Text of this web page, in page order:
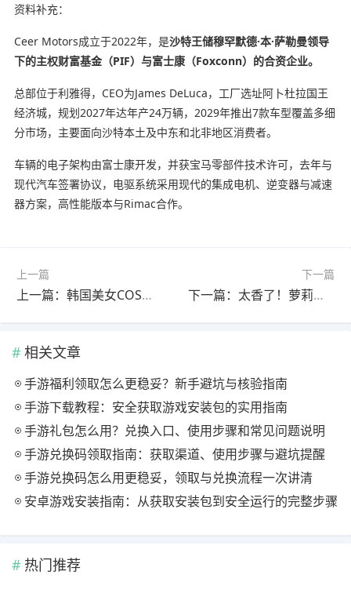
资料补充：
Ceer Motors成立于2022年，是沙特王储穆罕默德·本·萨勒曼领导
下的主权财富基金（PIF）与富士康（Foxconn）的合资企业。
总部位于利雅得，CEO为James DeLuca，工厂选址阿卜杜拉国王
经济城，规划2027年达年产24万辆，2029年推出7款车型覆盖多细
分市场，主要面向沙特本土及中东和北非地区消费者。
车辆的电子架构由富士康开发，并获宝马零部件技术许可，去年与
现代汽车签署协议，电驱系统采用现代的集成电机、逆变器与减速
器方案，高性能版本与Rimac合作。
上一篇
上一篇：韩国美女COS白日梦兔女郎
下一篇
下一篇：太香了！萝莉老板娘邀请你：种地、摸鱼、烘培的休闲经营游戏《不可思议的烘焙与屋造》发售日定档！
相关文章
手游福利领取怎么更稳妥？新手避坑与核验指南
手游下载教程：安全获取游戏安装包的实用指南
手游礼包怎么用？兑换入口、使用步骤和常见问题说明
手游兑换码领取指南：获取渠道、使用步骤与避坑提醒
手游兑换码怎么用更稳妥，领取与兑换流程一次讲清
安卓游戏安装指南：从获取安装包到安全运行的完整步骤
热门推荐